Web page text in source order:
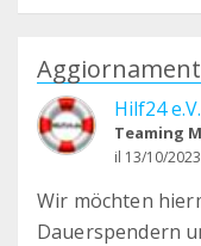
Hilf24 e.V.
Teaming
il 13/10/
Wir möchten
Dauerspendern